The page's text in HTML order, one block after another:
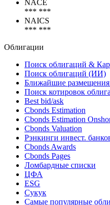
Коды
*** ***
*** ***
Облигации
Поиск облигаций &
Поиск облигаций (ИИ)
Ближайшие размещения
Поиск котировок
Best bid/ask
Cbonds Estimation
Cbonds Estimation
Cbonds Valuation
Рэнкинги инвест.
Cbonds Awards
Cbonds Pages
Ломбардные списки